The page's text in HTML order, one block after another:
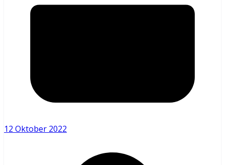
12 Oktober 2022